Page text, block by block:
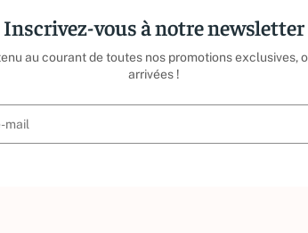
Inscrivez-vous à notre newsletter
au courant de toutes nos promotions exclusives,
arrivées !